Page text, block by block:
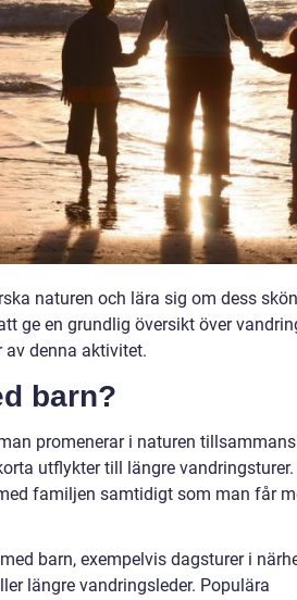
naturen och lära sig om dess
ge en grundlig översikt över
av denna aktivitet.
barn?
promenerar i naturen
utflykter till längre vandringsturer.
familjen samtidigt som man får
barn, exempelvis dagsturer i
längre vandringsleder. Populära